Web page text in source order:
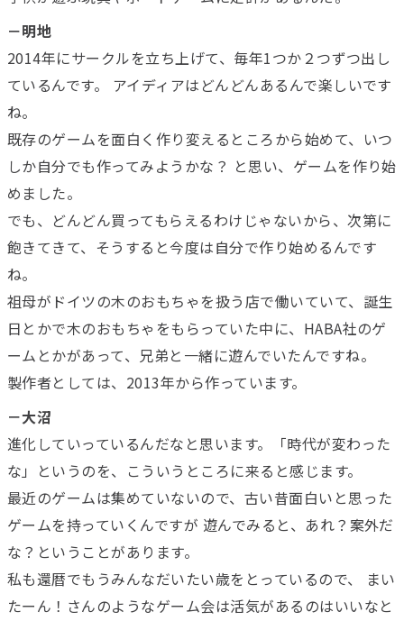
－明地
2014年にサークルを立ち上げて、毎年1つか２つずつ出し
ているんです。 アイディアはどんどんあるんで楽しいです
ね。
既存のゲームを面白く作り変えるところから始めて、いつ
しか自分でも作ってみようかな？ と思い、ゲームを作り始
めました。
でも、どんどん買ってもらえるわけじゃないから、次第に
飽きてきて、そうすると今度は自分で作り始めるんです
ね。
祖母がドイツの木のおもちゃを扱う店で働いていて、誕生
日とかで木のおもちゃをもらっていた中に、HABA社のゲ
ームとかがあって、兄弟と一緒に遊んでいたんですね。
製作者としては、2013年から作っています。
－大沼
進化していっているんだなと思います。「時代が変わった
な」というのを、こういうところに来ると感じます。
最近のゲームは集めていないので、古い昔面白いと思った
ゲームを持っていくんですが 遊んでみると、あれ？案外だ
な？ということがあります。
私も還暦でもうみんなだいたい歳をとっているので、 まい
たーん！さんのようなゲーム会は活気があるのはいいなと